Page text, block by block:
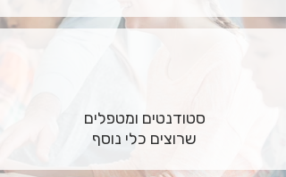
סטודנטים ומטפלים
שרוצים כלי נוסף